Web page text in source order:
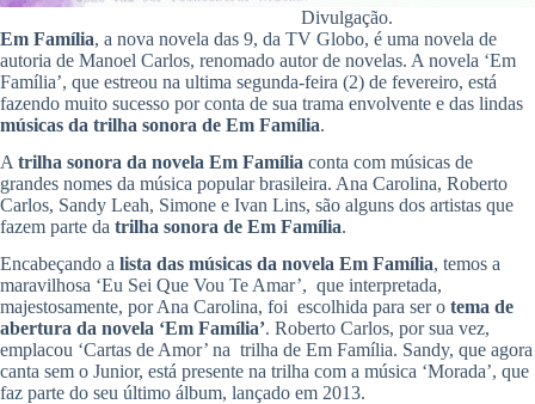
Divulgação.
Em Família, a nova novela das 9, da TV Globo, é uma novela de
autoria de Manoel Carlos, renomado autor de novelas. A novela ‘Em
Família’, que estreou na ultima segunda-feira (2) de fevereiro, está
fazendo muito sucesso por conta de sua trama envolvente e das lindas
músicas da trilha sonora de Em Família.
A trilha sonora da novela Em Família conta com músicas de
grandes nomes da música popular brasileira. Ana Carolina, Roberto
Carlos, Sandy Leah, Simone e Ivan Lins, são alguns dos artistas que
fazem parte da trilha sonora de Em Família.
Encabeçando a lista das músicas da novela Em Família, temos a
maravilhosa ‘Eu Sei Que Vou Te Amar’, que interpretada,
majestosamente, por Ana Carolina, foi escolhida para ser o tema de
abertura da novela ‘Em Família’. Roberto Carlos, por sua vez,
emplacou ‘Cartas de Amor’ na trilha de Em Família. Sandy, que agora
canta sem o Junior, está presente na trilha com a música ‘Morada’, que
faz parte do seu último álbum, lançado em 2013.